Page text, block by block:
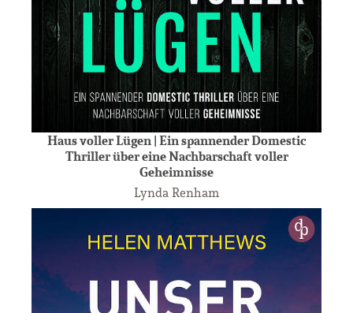
Haus voller Lügen | Ein spannender Domestic
Thriller über eine Nachbarschaft voller
Geheimnisse
Lynda Renham